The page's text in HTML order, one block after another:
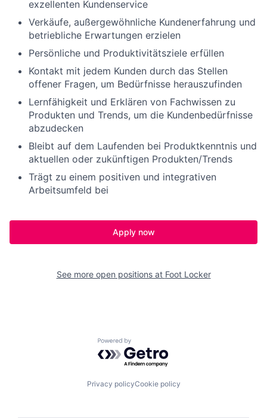
exzellenten Kundenservice
Verkäufe, außergewöhnliche Kundenerfahrung und
betriebliche Erwartungen erzielen
Persönliche und Produktivitätsziele erfüllen
Kontakt mit jedem Kunden durch das Stellen
offener Fragen, um Bedürfnisse herauszufinden
Lernfähigkeit und Erklären von Fachwissen zu
Produkten und Trends, um die Kundenbedürfnisse
abzudecken
Bleibt auf dem Laufenden bei Produktkenntnis und
aktuellen oder zukünftigen Produkten/Trends
Trägt zu einem positiven und integrativen
Arbeitsumfeld bei
Apply now
See more open positions at Foot Locker
Powered by Getro.com
Privacy policyCookie policy